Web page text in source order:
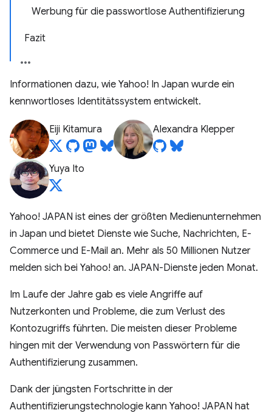
Werbung für die passwortlose Authentifizierung
Fazit
Informationen dazu, wie Yahoo! In Japan wurde ein
kennwortloses Identitätssystem entwickelt.
Eiji Kitamura Alexandra Klepper
Yuya Ito
Yahoo! JAPAN ist eines der größten Medienunternehmen
in Japan und bietet Dienste wie Suche, Nachrichten, E-
Commerce und E-Mail an. Mehr als 50 Millionen Nutzer
melden sich bei Yahoo! an. JAPAN-Dienste jeden Monat.
Im Laufe der Jahre gab es viele Angriffe auf
Nutzerkonten und Probleme, die zum Verlust des
Kontozugriffs führten. Die meisten dieser Probleme
hingen mit der Verwendung von Passwörtern für die
Authentifizierung zusammen.
Dank der jüngsten Fortschritte in der
Authentifizierungstechnologie kann Yahoo! JAPAN hat